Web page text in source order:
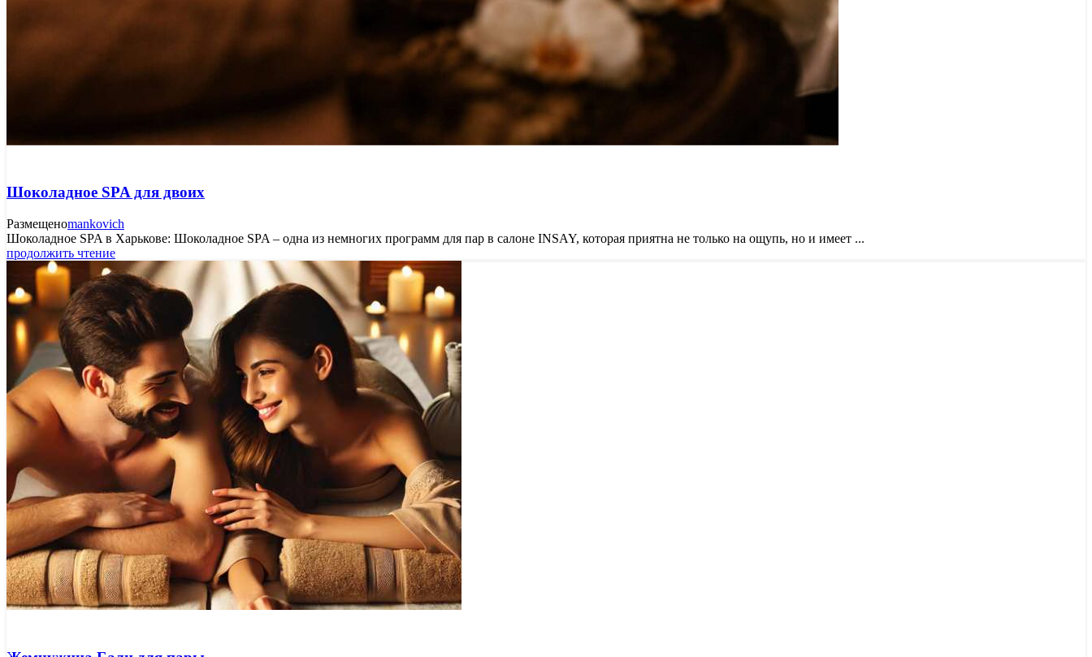
Шоколадное SPA для двоих
Размещеноmankovich
Шоколадное SPA в Харькове: Шоколадное SPA – одна из немногих программ для пар в салоне INSAY, которая приятна не только на ощупь, но и имеет ...
продолжить чтение